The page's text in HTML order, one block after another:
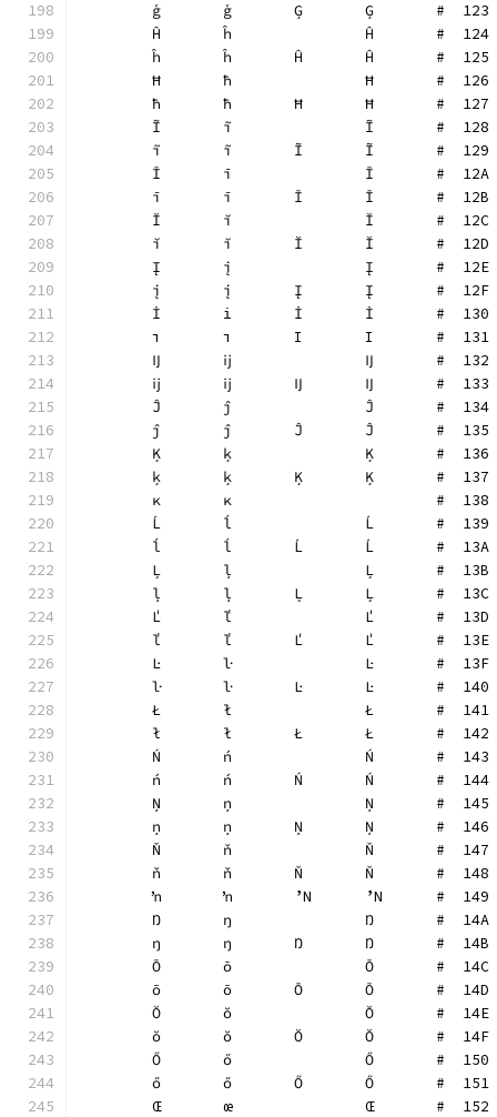
	ģ	ģ	Ģ	Ģ	#  123
	Ĥ	ĥ		Ĥ	#  124
	ĥ	ĥ	Ĥ	Ĥ	#  125
	Ħ	ħ		Ħ	#  126
	ħ	ħ	Ħ	Ħ	#  127
	Ĩ	ĩ		Ĩ	#  128
	ĩ	ĩ	Ĩ	Ĩ	#  129
	Ī	ī		Ī	#  12A
	ī	ī	Ī	Ī	#  12B
	Ĭ	ĭ		Ĭ	#  12C
	ĭ	ĭ	Ĭ	Ĭ	#  12D
	Į	į		Į	#  12E
	į	į	Į	Į	#  12F
	İ	i̇	İ	İ	#  130
	ı	ı	I	I	#  131
	Ĳ	ĳ		Ĳ	#  132
	ĳ	ĳ	Ĳ	Ĳ	#  133
	Ĵ	ĵ		Ĵ	#  134
	ĵ	ĵ	Ĵ	Ĵ	#  135
	Ķ	ķ		Ķ	#  136
	ķ	ķ	Ķ	Ķ	#  137
	ĸ	ĸ			#  138
	Ĺ	ĺ		Ĺ	#  139
	ĺ	ĺ	Ĺ	Ĺ	#  13A
	Ļ	ļ		Ļ	#  13B
	ļ	ļ	Ļ	Ļ	#  13C
	Ľ	ľ		Ľ	#  13D
	ľ	ľ	Ľ	Ľ	#  13E
	Ŀ	ŀ		Ŀ	#  13F
	ŀ	ŀ	Ŀ	Ŀ	#  140
	Ł	ł		Ł	#  141
	ł	ł	Ł	Ł	#  142
	Ń	ń		Ń	#  143
	ń	ń	Ń	Ń	#  144
	Ņ	ņ		Ņ	#  145
	ņ	ņ	Ņ	Ņ	#  146
	Ň	ň		Ň	#  147
	ň	ň	Ň	Ň	#  148
	ŉ	ŉ	ʼN	ʼN	#  149
	Ŋ	ŋ		Ŋ	#  14A
	ŋ	ŋ	Ŋ	Ŋ	#  14B
	Ō	ō		Ō	#  14C
	ō	ō	Ō	Ō	#  14D
	Ŏ	ŏ		Ŏ	#  14E
	ŏ	ŏ	Ŏ	Ŏ	#  14F
	Ő	ő		Ő	#  150
	ő	ő	Ő	Ő	#  151
	Œ	œ		Œ	#  152